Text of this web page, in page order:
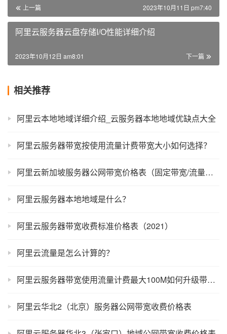
上一篇 2023年10月11日 pm7:40
阿里云服务器云盘存储I/O性能详细介绍
下一篇
2023年10月12日 am8:01
相关推荐
阿里云本地地域详细介绍_云服务器本地地域优缺点大全
阿里云服务器带宽按使用流量计费带宽大小如何选择？
阿里云新加坡服务器公网带宽价格表（固定带宽/流量收费）
阿里云服务器本地地域是什么？
阿里云服务器带宽收费标准价格表（2021）
阿里云流量是怎么计算的？
阿里云服务器带宽使用流量计费最大100M如何升级带宽？
阿里云华北2（北京）服务器公网带宽收费价格表